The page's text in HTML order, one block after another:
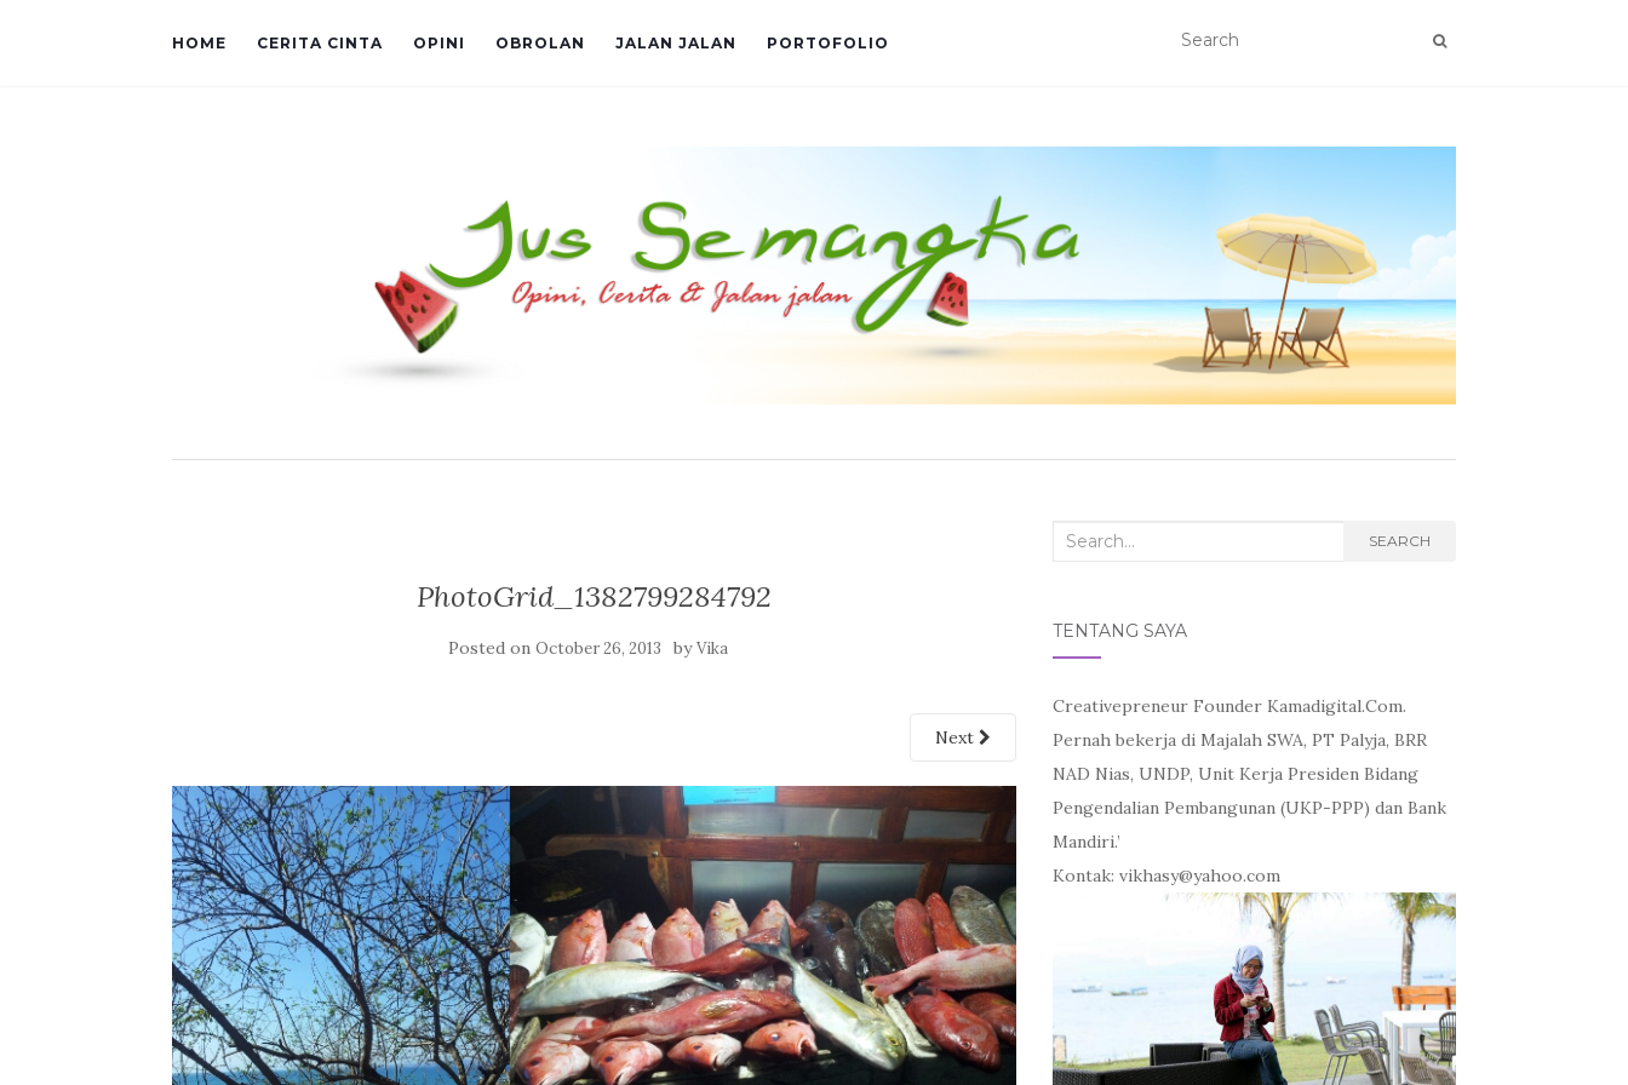
HOME CERITA CINTA OPINI OBROLAN JALAN JALAN PORTOFOLIO
PhotoGrid_1382799284792
Posted on October 26, 2013 byVika
Next
Search
SEARCH
TENTANG SAYA
Creativepreneur Founder Kamadigital.Com.
Pernah bekerja di Majalah SWA, PT Palyja, BRR
NAD Nias, UNDP, Unit Kerja Presiden Bidang
Pengendalian Pembangunan (UKP-PPP) dan Bank
Mandiri.’
Kontak: vikhasy@yahoo.com